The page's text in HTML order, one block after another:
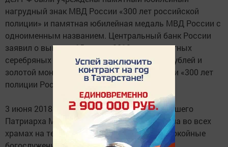
нагрудный знак МВД России «300 лет российской
полиции» и памятная юбилейная медаль МВД России с
одноименным названием. Центральный банк России
заявил о выпуске 15 марта 2018 года памятных
серебряных монет номиналом 3 рубля, 25 рублей и
золотой монеты номиналом 50 рублей серии «300 лет
полиции России».
3 июня 2018 года по благословению Святейшего
Патриарха Московского и всея Руси Кирилла во всех
храмах на территории страны прошли заупокойные